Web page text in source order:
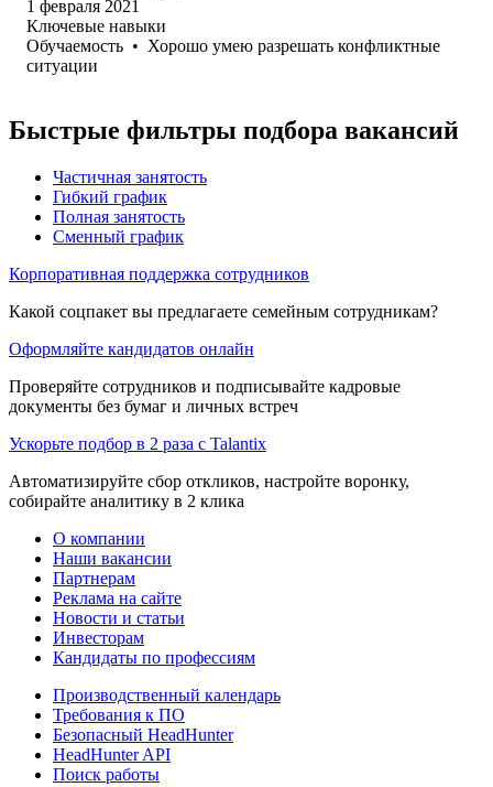
1 февраля 2021
Ключевые навыки
Обучаемость • Хорошо умею разрешать конфликтные
ситуации
Быстрые фильтры подбора вакансий
Частичная занятость
Гибкий график
Полная занятость
Сменный график
Корпоративная поддержка сотрудников
Какой соцпакет вы предлагаете семейным сотрудникам?
Оформляйте кандидатов онлайн
Проверяйте сотрудников и подписывайте кадровые
документы без бумаг и личных встреч
Ускорьте подбор в 2 раза с Talantix
Автоматизируйте сбор откликов, настройте воронку,
собирайте аналитику в 2 клика
О компании
Наши вакансии
Партнерам
Реклама на сайте
Новости и статьи
Инвесторам
Кандидаты по профессиям
Производственный календарь
Требования к ПО
Безопасный HeadHunter
HeadHunter API
Поиск работы